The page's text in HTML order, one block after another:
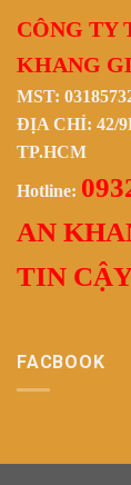
CÔNG TY
KHANG
MST:
ĐỊA CHỈ: 42/
TP.HCM
Hotline:
AN
TIN
FACBOOK